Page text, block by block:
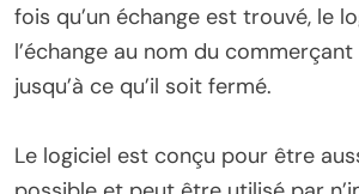
fois qu’un échange est trouvé, le
l’échange au nom du
jusqu’à ce qu’il soit fermé.
Le logiciel est conçu pour être